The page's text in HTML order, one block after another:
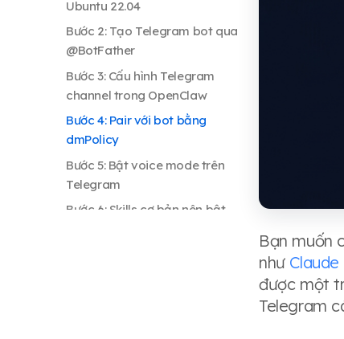
Ubuntu 22.04
Bước 2: Tạo Telegram bot qua
@BotFather
Bước 3: Cấu hình Telegram
channel trong OpenClaw
Bước 4: Pair với bot bằng
dmPolicy
Bước 5: Bật voice mode trên
Telegram
Bước 6: Skills cơ bản nên bật
Bạn muốn
như Claude
được một
Telegram